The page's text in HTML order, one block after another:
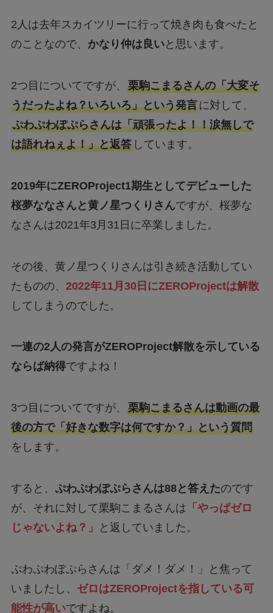
2人は去年スカイツリーに行って焼き肉も食べたと
のことなので、 かなり仲は良いと思います。
2つ目についてですが、 栗駒こまるさんの「大変そ
うだったよね？いろいろ」という発言に対して、
ぷわぷわぽぷらさんは「頑張ったよ！！涙無しで
は語れねぇよ！」と返答しています。
2019年にZEROProject1期生としてデビューした
桜夢ななさんと黄ノ星つくりさんですが、桜夢な
なさんは2021年3月31日に卒業しました。
その後、黄ノ星つくりさんは引き続き活動してい
たものの、 2022年11月30日にZEROProjectは解散
してしまうのでした。
一連の2人の発言がZEROProject解散を示している
ならば納得ですよね！
3つ目についてですが、 栗駒こまるさんは動画の最
後の方で「好きな数字は何ですか？」という質問
をします。
すると、 ぷわぷわぽぷらさんは88と答えたのです
が、それに対して栗駒こまるさんは 「やっぱゼロ
じゃないよね？」
と返していました。
ぷわぷわぽぷらさんは「ダメ！ダメ！」と焦って
いましたし、 ゼロはZEROProjectを指している可
能性が高いですよね。